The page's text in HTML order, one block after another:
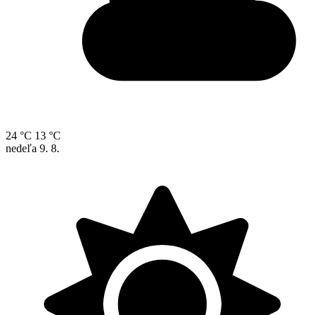
24 °C 13 °C
nedeľa 9. 8.